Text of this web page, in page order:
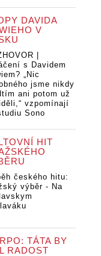
DAVIDA
V
|
s Davidem
„Nic
jsme nikdy
ani potom už
vzpomínají
Sono
HIT
českého hitu:
výběr - Na
TÁTA BY
RADOST